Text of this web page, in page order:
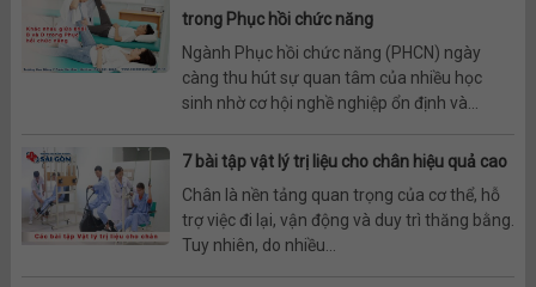
trong Phục hồi chức năng
Ngành Phục hồi chức năng (PHCN) ngày
càng thu hút sự quan tâm của nhiều học
sinh nhờ cơ hội nghề nghiệp ổn định và...
7 bài tập vật lý trị liệu cho chân hiệu quả cao
Chân là nền tảng quan trọng của cơ thể, hỗ
trợ việc đi lại, vận động và duy trì thăng bằng.
Tuy nhiên, do nhiều...